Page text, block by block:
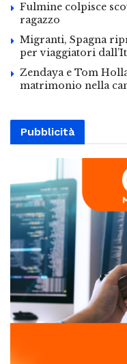
Fulmine colpisce
ragazzo
Migranti, Spagna
per viaggiatori
Zendaya e Tom
matrimonio nella
Pubblicità